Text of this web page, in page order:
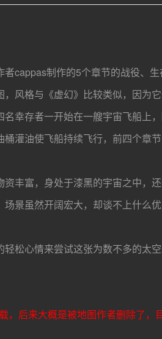
cappas制作的5个章节的战役、生
风格与《虚幻》比较类似，因为它
幸存者一开始在一艘宇宙飞船上
桶灌油使飞船持续飞行，前四个章
丰富，身处于漆黑的宇宙之中，
场景虽然开阔宏大，却谈不上什么
松心情来尝试这张为数不多的太
后来大概是被地图作者删除了，